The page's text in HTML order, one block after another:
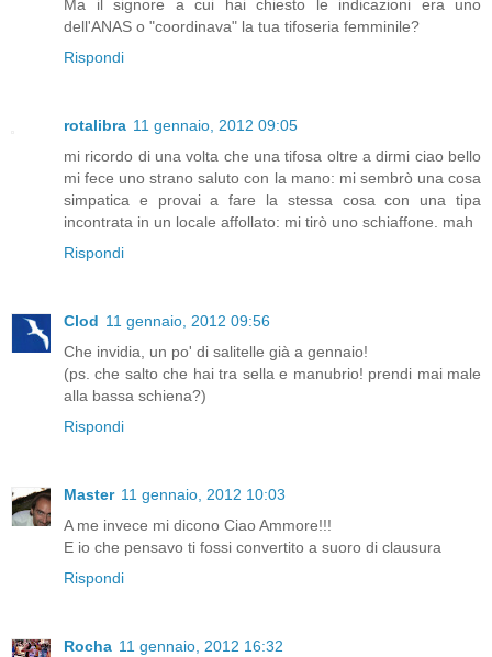
Ma il signore a cui hai chiesto le indicazioni era uno
dell'ANAS o "coordinava" la tua tifoseria femminile?
Rispondi
rotalibra 11 gennaio, 2012 09:05
mi ricordo di una volta che una tifosa oltre a dirmi ciao bello
mi fece uno strano saluto con la mano: mi sembrò una cosa
simpatica e provai a fare la stessa cosa con una tipa
incontrata in un locale affollato: mi tirò uno schiaffone. mah
Rispondi
Clod 11 gennaio, 2012 09:56
Che invidia, un po' di salitelle già a gennaio!
(ps. che salto che hai tra sella e manubrio! prendi mai male
alla bassa schiena?)
Rispondi
Master 11 gennaio, 2012 10:03
A me invece mi dicono Ciao Ammore!!!
E io che pensavo ti fossi convertito a suoro di clausura
Rispondi
Rocha 11 gennaio, 2012 16:32